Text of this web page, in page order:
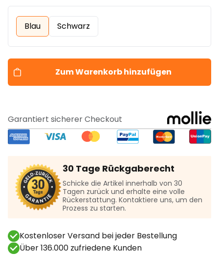
Blau Schwarz
Zum Warenkorb hinzufügen
Garantiert sicherer Checkout
30 Tage Rückgaberecht
Schicke die Artikel innerhalb von 30
Tagen zurück und erhalte eine volle
Rückerstattung. Kontaktiere uns, um den
Prozess zu starten.
Kostenloser Versand bei jeder Bestellung
Über 136.000 zufriedene Kunden